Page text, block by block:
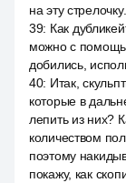
на эту
39: Как
можно с
добились,
40: Итак,
которые в
лепить из них?
количеством
поэтому
покажу, как